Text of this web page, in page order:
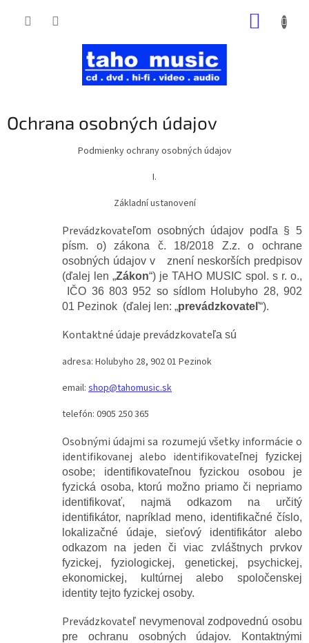
Ochrana osobných údajov
Podmienky ochrany osobných údajov
I.
Základní ustanovení
Prevádzkovate ľom osobných údajov podľa § 5
písm. o) zákona č. 18/2018 Z.z. o ochrane
osobných údajov v znení neskorších predpisov
(ďalej len „Zákon“) je TAHO MUSIC spol. s r. o.,
IČO 36 803 952 so sídlom Holubyho 28, 902
01 Pezinok (ďalej len: „prevádzkovateľ“).
Kontaktné údaje prevádzkovate ľa sú
adresa: Holubyho 28, 902 01 Pezinok
email: shop@tahomusic.sk
telefón: 0905 250 365
Osobnými údajmi sa rozumejú všetky informácie o
identifikovanej alebo identifikovate ľnej fyzickej
osobe; identifikovateľnou fyzickou osobou je
fyzická osoba, ktorú možno priamo či nepriamo
identifikovať, najmä odkazom na určitý
identifikátor, napríklad meno, identifikačné číslo,
lokalizačné údaje, sieťový identifikátor alebo
odkazom na jeden či viac zvláštnych prvkov
fyzickej, fyziologickej, genetickej, psychickej,
ekonomickej, kultúrnej alebo spoločenskej
identity tejto fyzickej osoby.
Prevádzkovate ľ nevymenoval zodpovednú osobu
pre ochranu osobných údajov. Kontaktnými